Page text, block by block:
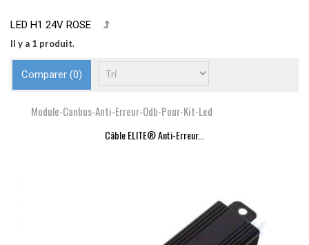
LED H1 24V ROSE
Il y a 1 produit.
Comparer (0)
Module-Canbus-Anti-Erreur-Odb-Pour-Kit-Led
Câble ELITE® Anti-Erreur...